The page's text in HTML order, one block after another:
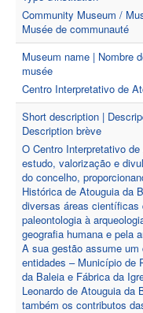
Community Museum /
Musée de communauté
Museum name | Nombre
musée
Centro Interpretativo de
Short description |
Description brève
O Centro Interpretativo
estudo, valorização e
do concelho,
Histórica de Atouguia da
diversas áreas científicas
paleontologia à
geografia humana e pela
A sua gestão assume
entidades – Município de
da Baleia e Fábrica da
Leonardo de Atouguia da
também os contributos